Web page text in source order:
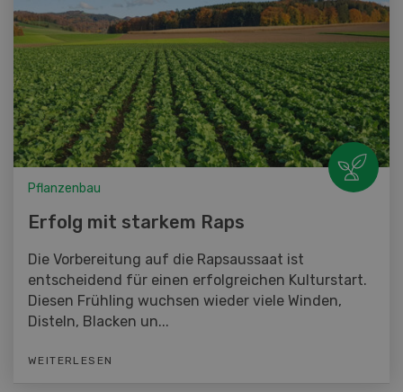
Pflanzenbau
Erfolg mit starkem Raps
Die Vorbereitung auf die Rapsaussaat ist
entscheidend für einen erfolgreichen Kulturstart.
Diesen Frühling wuchsen wieder viele Winden,
Disteln, Blacken un...
WEITERLESEN